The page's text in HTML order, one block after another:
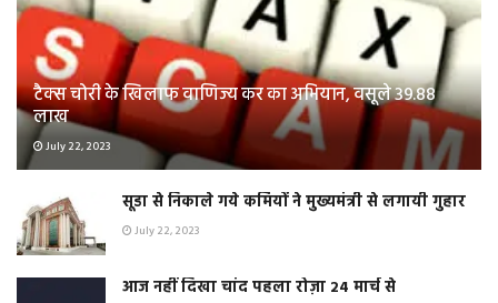
टैक्स चोरी के खिलाफ वाणिज्य कर का अभियान, वसूले 39.88
लाख
July 22, 2023
सूडा से निकाले गये कर्मियों ने मुख्यमंत्री से लगायी गुहार
July 22, 2023
आज नहीं दिखा चांद पहला रोज़ा 24 मार्च से